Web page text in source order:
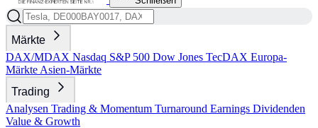
Märkte
DAX/MDAX Nasdaq S&P 500 Dow Jones TecDAX Europa-
Märkte Asien-Märkte
Trading
Analysen Trading & Momentum Turnaround Earnings Dividenden
Value & Growth